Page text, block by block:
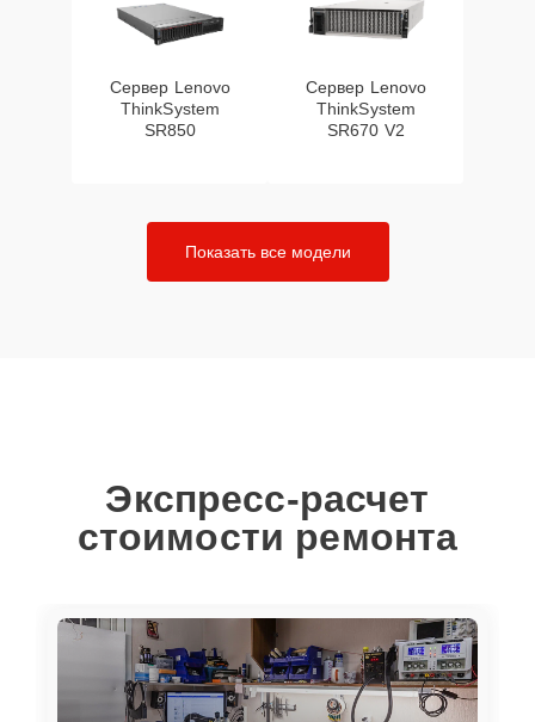
Сервер Lenovo
ThinkSystem
SR850
Сервер Lenovo
ThinkSystem
SR670 V2
Показать все модели
Экспресс-расчет
стоимости ремонта